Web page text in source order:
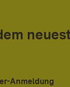
Anmeldung